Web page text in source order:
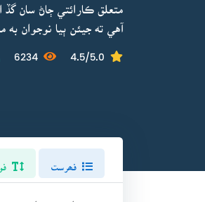
متعلق ڪارائتي ڄاڻ سان
آهي ته جيئن ٻيا نوجوان
4.5/5.0
6234